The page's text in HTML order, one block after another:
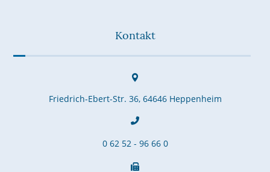
Kontakt
Friedrich-Ebert-Str. 36, 64646 Heppenheim
0 62 52 - 96 66 0